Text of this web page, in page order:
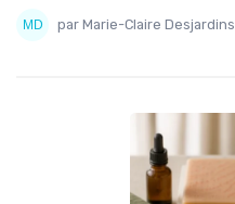
par Marie-Claire Desjardins